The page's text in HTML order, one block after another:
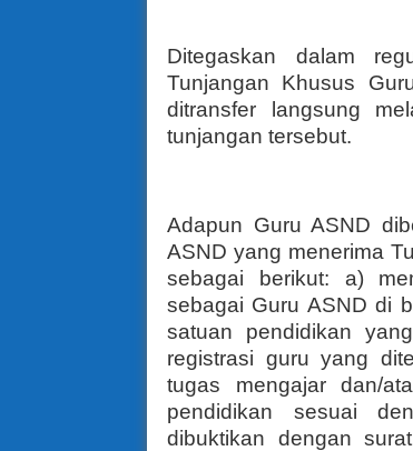
Ditegaskan dalam
Tunjangan Khusus
ditransfer langsung
tunjangan tersebut.
Adapun Guru ASND
ASND yang menerima
sebagai berikut: a)
sebagai Guru ASND di
satuan pendidikan
registrasi guru yang
tugas mengajar dan/
pendidikan sesuai
dibuktikan dengan